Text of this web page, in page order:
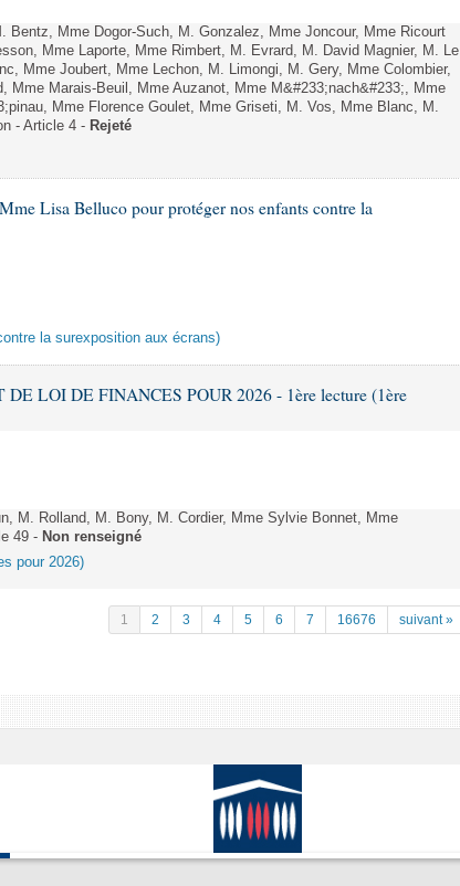
Bentz, Mme Dogor-Such, M. Gonzalez, Mme Joncour, Mme Ricourt
Mme Laporte, Mme Rimbert, M. Evrard, M. David Magnier, M. Le
Mme Joubert, Mme Lechon, M. Limongi, M. Gery, Mme Colombier,
Mme Marais-Beuil, Mme Auzanot, Mme M&#233;nach&#233;, Mme
Mme Florence Goulet, Mme Griseti, M. Vos, Mme Blanc, M.
- Article 4 - Rejeté
Lisa Belluco pour protéger nos enfants contre la
la surexposition aux écrans)
DE LOI DE FINANCES POUR 2026 - 1ère lecture (1ère
M. Rolland, M. Bony, M. Cordier, Mme Sylvie Bonnet, Mme
49 - Non renseigné
pour 2026)
1 2 3 4 5 6 7 16676 suivant »